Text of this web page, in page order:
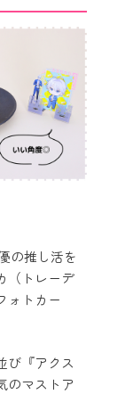
の推し活を
（トレーデ
ォトカー
び『アクス
のマストア